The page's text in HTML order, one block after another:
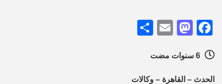
Facebook
Mastodon
Email
الحدث – القاهرة – وكالات